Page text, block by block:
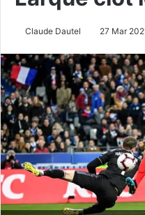
Claude Dautel 27 Mar